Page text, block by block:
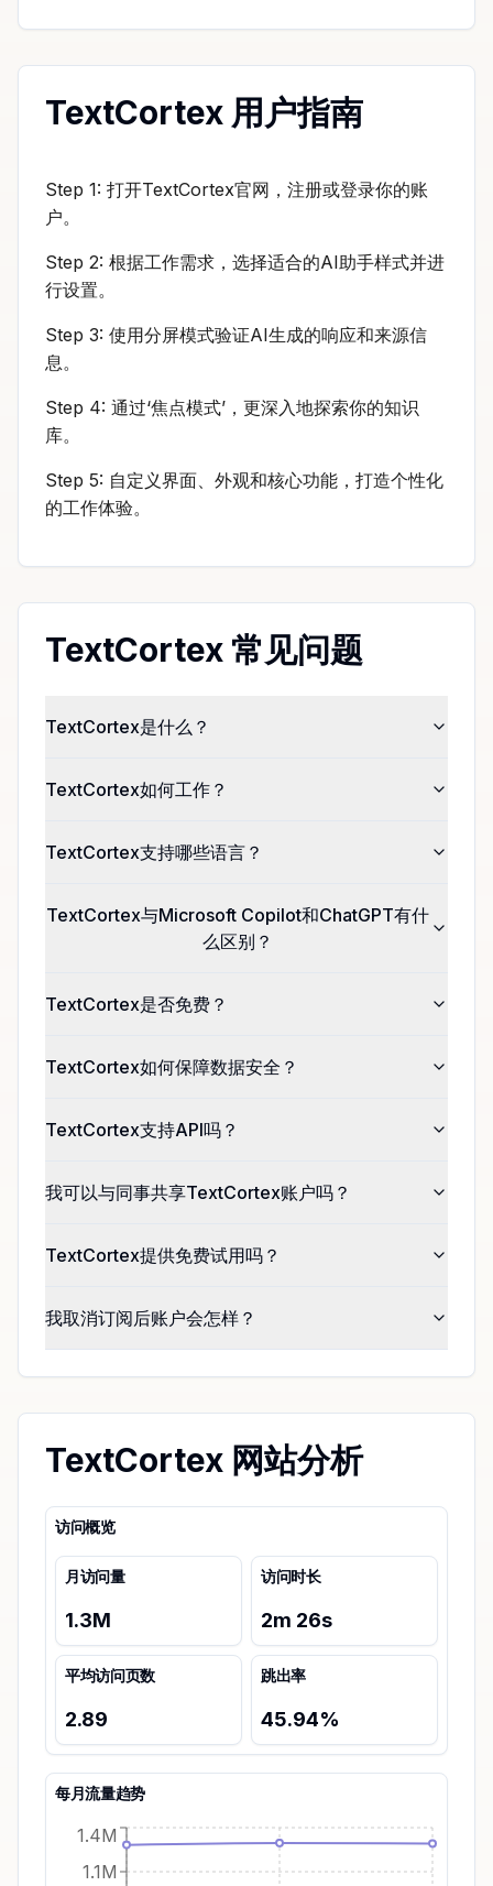
TextCortex 用户指南
Step 1: 打开TextCortex官网，注册或登录你的账
户。
Step 2: 根据工作需求，选择适合的AI助手样式并进
行设置。
Step 3: 使用分屏模式验证AI生成的响应和来源信
息。
Step 4: 通过‘焦点模式’，更深入地探索你的知识
库。
Step 5: 自定义界面、外观和核心功能，打造个性化
的工作体验。
TextCortex 常见问题
TextCortex是什么？
TextCortex如何工作？
TextCortex支持哪些语言？
TextCortex与Microsoft Copilot和ChatGPT有什
么区别？
TextCortex是否免费？
TextCortex如何保障数据安全？
TextCortex支持API吗？
我可以与同事共享TextCortex账户吗？
TextCortex提供免费试用吗？
我取消订阅后账户会怎样？
TextCortex 网站分析
访问概览
月访问量
1.3M
访问时长
2m 26s
平均访问页数
2.89
跳出率
45.94%
每月流量趋势
1.1M
1.4M